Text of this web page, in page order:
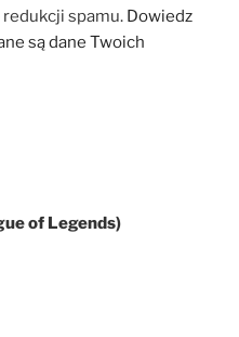
spamu. Dowiedz
są dane Twoich
of Legends)